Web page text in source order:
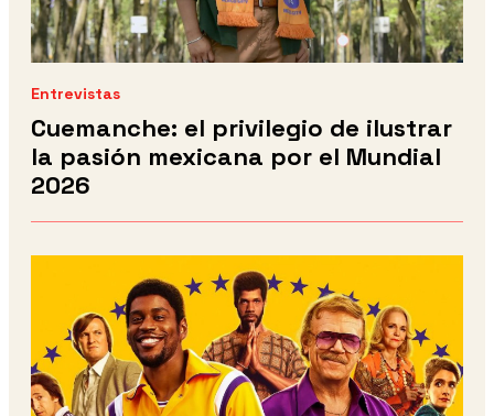
Entrevistas
Cuemanche: el privilegio de ilustrar
la pasión mexicana por el Mundial
2026